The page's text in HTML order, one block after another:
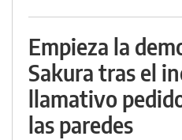
Empieza la
Sakura tras el
llamativo
las paredes